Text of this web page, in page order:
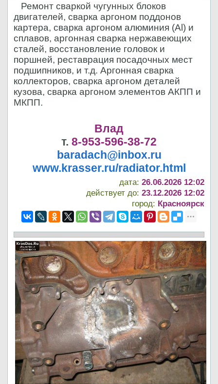
Ремонт сваркой чугунных блоков
двигателей, сварка аргоном поддонов
картера, сварка аргоном алюминия (Al) и
сплавов, аргонная сварка нержавеющих
сталей, восстановление головок и
поршней, реставрация посадочных мест
подшипников, и т.д. Аргонная сварка
коллекторов, сварка аргоном деталей
кузова, сварка аргоном элементов АКПП и
МКПП.
Влад
т. 8-953-596-38-72
baradach@inbox.ru
www.krasser.ru/radiator.html
дата:26.06.2026 12:02
действует до:23.12.2026 12:02
город: Красноярск